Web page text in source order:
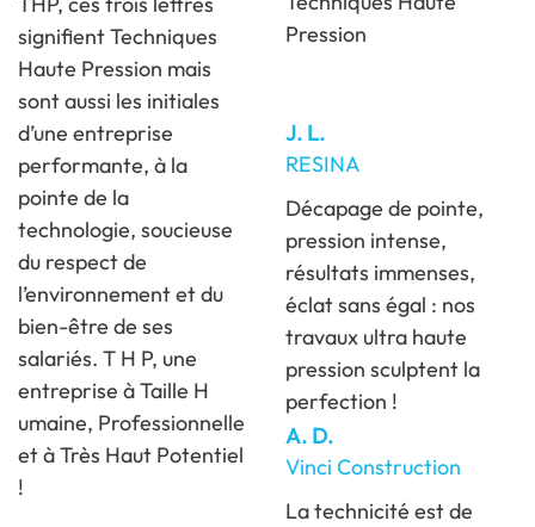
Pression
signifient Techniques
Haute Pression mais
sont aussi les initiales
d’une entreprise
performante, à la
pointe de la
technologie, soucieuse
du respect de
l’environnement et du
bien-être de ses
salariés. T H P, une
entreprise à Taille H
umaine, Professionnelle
et à Très Haut Potentiel
!
J. L.
RESINA
Décapage de pointe,
pression intense,
résultats immenses,
éclat sans égal : nos
travaux ultra haute
pression sculptent la
perfection !
A. D.
Vinci Construction
La technicité est de